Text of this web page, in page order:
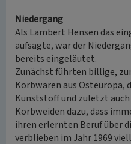
Niedergang
Als Lambert Hensen das
aufsagte, war der
bereits eingeläutet.
Zunächst führten billige,
Korbwaren aus Osteuropa,
Kunststoff und zuletzt
Korbweiden dazu, dass
ihren erlernten Beruf über
verblieben im Jahr 1969